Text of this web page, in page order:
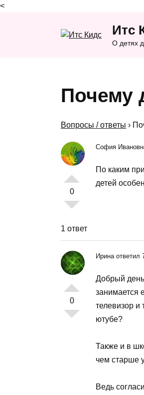
<
Итс
О детях
Почему
Вопросы / ответы ›
0
София
По каким
детей
1 ответ
0
Ирина ответил
Добрый
занимается
телевизор и
ютубе?
Также и в
чем старше
Ведь